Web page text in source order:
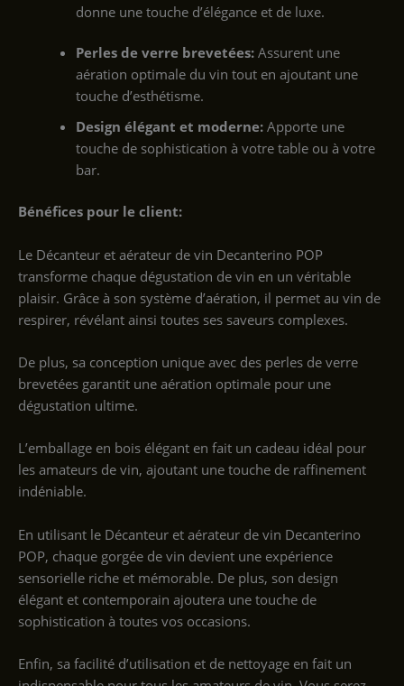
donne une touche d’élégance et de luxe.
Perles de verre brevetées:Assurent une
aération optimale du vin tout en ajoutant une
touche d’esthétisme.
Design élégant et moderne:Apporte une
touche de sophistication à votre table ou à votre
bar.
Bénéfices pour le client:
Le Décanteur et aérateur de vin Decanterino POP
transforme chaque dégustation de vin en un véritable
plaisir. Grâce à son système d’aération, il permet au vin de
respirer, révélant ainsi toutes ses saveurs complexes.
De plus, sa conception unique avec des perles de verre
brevetées garantit une aération optimale pour une
dégustation ultime.
L’emballage en bois élégant en fait un cadeau idéal pour
les amateurs de vin, ajoutant une touche de raffinement
indéniable.
En utilisant le Décanteur et aérateur de vin Decanterino
POP, chaque gorgée de vin devient une expérience
sensorielle riche et mémorable. De plus, son design
élégant et contemporain ajoutera une touche de
sophistication à toutes vos occasions.
Enfin, sa facilité d’utilisation et de nettoyage en fait un